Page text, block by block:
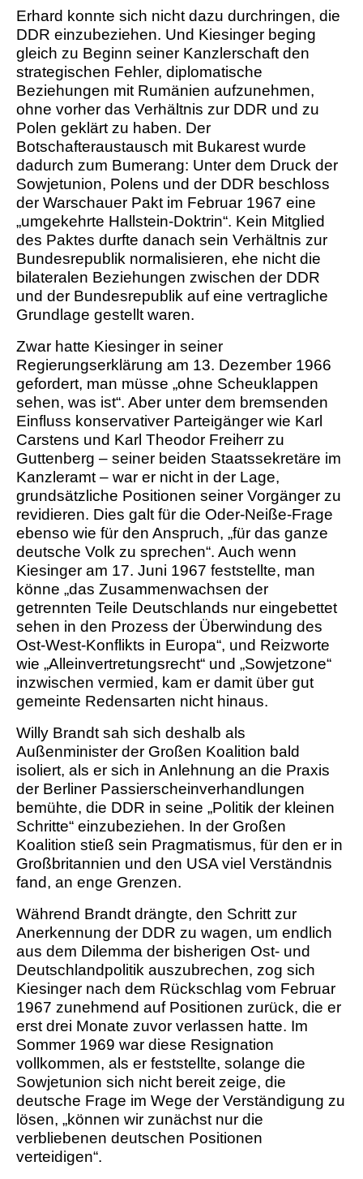
Erhard konnte sich nicht dazu durchringen, die
DDR einzubeziehen. Und Kiesinger beging
gleich zu Beginn seiner Kanzlerschaft den
strategischen Fehler, diplomatische
Beziehungen mit Rumänien aufzunehmen,
ohne vorher das Verhältnis zur DDR und zu
Polen geklärt zu haben. Der
Botschafteraustausch mit Bukarest wurde
dadurch zum Bumerang: Unter dem Druck der
Sowjetunion, Polens und der DDR beschloss
der Warschauer Pakt im Februar 1967 eine
„umgekehrte Hallstein-Doktrin“. Kein Mitglied
des Paktes durfte danach sein Verhältnis zur
Bundesrepublik normalisieren, ehe nicht die
bilateralen Beziehungen zwischen der DDR
und der Bundesrepublik auf eine vertragliche
Grundlage gestellt waren.
Zwar hatte Kiesinger in seiner
Regierungserklärung am 13. Dezember 1966
gefordert, man müsse „ohne Scheuklappen
sehen, was ist“. Aber unter dem bremsenden
Einfluss konservativer Parteigänger wie Karl
Carstens und Karl Theodor Freiherr zu
Guttenberg – seiner beiden Staatssekretäre im
Kanzleramt – war er nicht in der Lage,
grundsätzliche Positionen seiner Vorgänger zu
revidieren. Dies galt für die Oder-Neiße-Frage
ebenso wie für den Anspruch, „für das ganze
deutsche Volk zu sprechen“. Auch wenn
Kiesinger am 17. Juni 1967 feststellte, man
könne „das Zusammenwachsen der
getrennten Teile Deutschlands nur eingebettet
sehen in den Prozess der Überwindung des
Ost-West-Konflikts in Europa“, und Reizworte
wie „Alleinvertretungsrecht“ und „Sowjetzone“
inzwischen vermied, kam er damit über gut
gemeinte Redensarten nicht hinaus.
Willy Brandt sah sich deshalb als
Außenminister der Großen Koalition bald
isoliert, als er sich in Anlehnung an die Praxis
der Berliner Passierscheinverhandlungen
bemühte, die DDR in seine „Politik der kleinen
Schritte“ einzubeziehen. In der Großen
Koalition stieß sein Pragmatismus, für den er in
Großbritannien und den USA viel Verständnis
fand, an enge Grenzen.
Während Brandt drängte, den Schritt zur
Anerkennung der DDR zu wagen, um endlich
aus dem Dilemma der bisherigen Ost- und
Deutschlandpolitik auszubrechen, zog sich
Kiesinger nach dem Rückschlag vom Februar
1967 zunehmend auf Positionen zurück, die er
erst drei Monate zuvor verlassen hatte. Im
Sommer 1969 war diese Resignation
vollkommen, als er feststellte, solange die
Sowjetunion sich nicht bereit zeige, die
deutsche Frage im Wege der Verständigung zu
lösen, „können wir zunächst nur die
verbliebenen deutschen Positionen
verteidigen“.